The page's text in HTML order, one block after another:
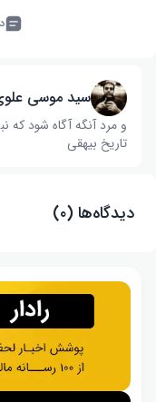
سید موسی
و مرد آنگه آگاه شود که
تاریخ بیهقی
دیدگاه‌ها (۰)